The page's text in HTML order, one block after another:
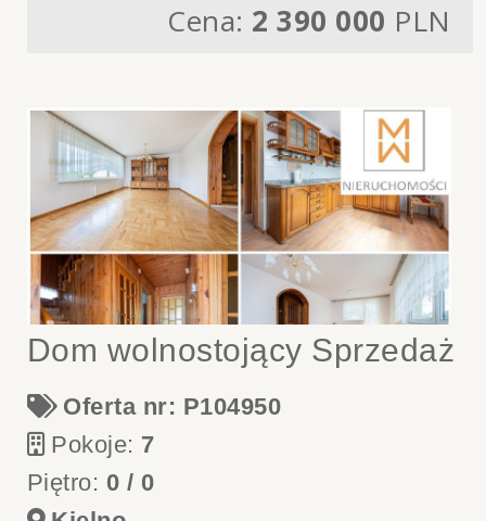
Cena: 2 390 000 PLN
Dom wolnostojący Sprzedaż
Oferta nr: P104950
Pokoje: 7
Piętro: 0 / 0